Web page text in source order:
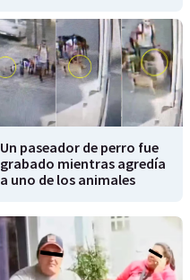
Un paseador de perro fue
grabado mientras agredía
a uno de los animales